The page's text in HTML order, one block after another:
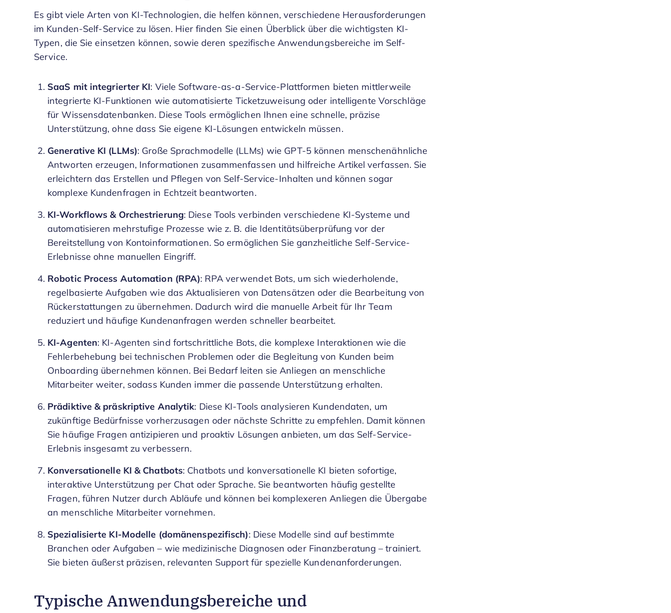
Es gibt viele Arten von KI-Technologien, die helfen können, verschiedene Herausforderungen
im Kunden-Self-Service zu lösen. Hier finden Sie einen Überblick über die wichtigsten KI-
Typen, die Sie einsetzen können, sowie deren spezifische Anwendungsbereiche im Self-
Service.
SaaS mit integrierter KI: Viele Software-as-a-Service-Plattformen bieten mittlerweile
integrierte KI-Funktionen wie automatisierte Ticketzuweisung oder intelligente Vorschläge
für Wissensdatenbanken. Diese Tools ermöglichen Ihnen eine schnelle, präzise
Unterstützung, ohne dass Sie eigene KI-Lösungen entwickeln müssen.
Generative KI (LLMs): Große Sprachmodelle (LLMs) wie GPT-5 können menschenähnliche
Antworten erzeugen, Informationen zusammenfassen und hilfreiche Artikel verfassen. Sie
erleichtern das Erstellen und Pflegen von Self-Service-Inhalten und können sogar
komplexe Kundenfragen in Echtzeit beantworten.
KI-Workflows & Orchestrierung: Diese Tools verbinden verschiedene KI-Systeme und
automatisieren mehrstufige Prozesse wie z. B. die Identitätsüberprüfung vor der
Bereitstellung von Kontoinformationen. So ermöglichen Sie ganzheitliche Self-Service-
Erlebnisse ohne manuellen Eingriff.
Robotic Process Automation (RPA): RPA verwendet Bots, um sich wiederholende,
regelbasierte Aufgaben wie das Aktualisieren von Datensätzen oder die Bearbeitung von
Rückerstattungen zu übernehmen. Dadurch wird die manuelle Arbeit für Ihr Team
reduziert und häufige Kundenanfragen werden schneller bearbeitet.
KI-Agenten: KI-Agenten sind fortschrittliche Bots, die komplexe Interaktionen wie die
Fehlerbehebung bei technischen Problemen oder die Begleitung von Kunden beim
Onboarding übernehmen können. Bei Bedarf leiten sie Anliegen an menschliche
Mitarbeiter weiter, sodass Kunden immer die passende Unterstützung erhalten.
Prädiktive & präskriptive Analytik: Diese KI-Tools analysieren Kundendaten, um
zukünftige Bedürfnisse vorherzusagen oder nächste Schritte zu empfehlen. Damit können
Sie häufige Fragen antizipieren und proaktiv Lösungen anbieten, um das Self-Service-
Erlebnis insgesamt zu verbessern.
Konversationelle KI & Chatbots: Chatbots und konversationelle KI bieten sofortige,
interaktive Unterstützung per Chat oder Sprache. Sie beantworten häufig gestellte
Fragen, führen Nutzer durch Abläufe und können bei komplexeren Anliegen die Übergabe
an menschliche Mitarbeiter vornehmen.
Spezialisierte KI-Modelle (domänenspezifisch): Diese Modelle sind auf bestimmte
Branchen oder Aufgaben – wie medizinische Diagnosen oder Finanzberatung – trainiert.
Sie bieten äußerst präzisen, relevanten Support für spezielle Kundenanforderungen.
Typische Anwendungsbereiche und